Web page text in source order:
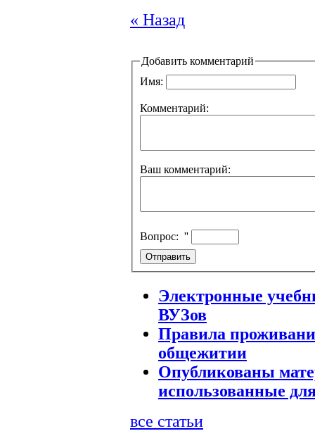
« Назад
Добавить комментарий
Имя:
Комментарий:
Ваш комментарий:
Вопрос: ''
Электронные
ВУЗов
Правила
общежитии
Опубликованы
использованные
все статьи